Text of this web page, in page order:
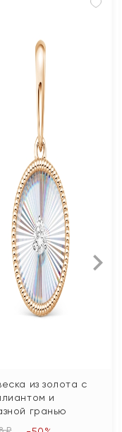
из золота с
и
гранью
₽